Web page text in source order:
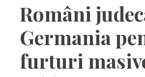
Români
Germania
furturi